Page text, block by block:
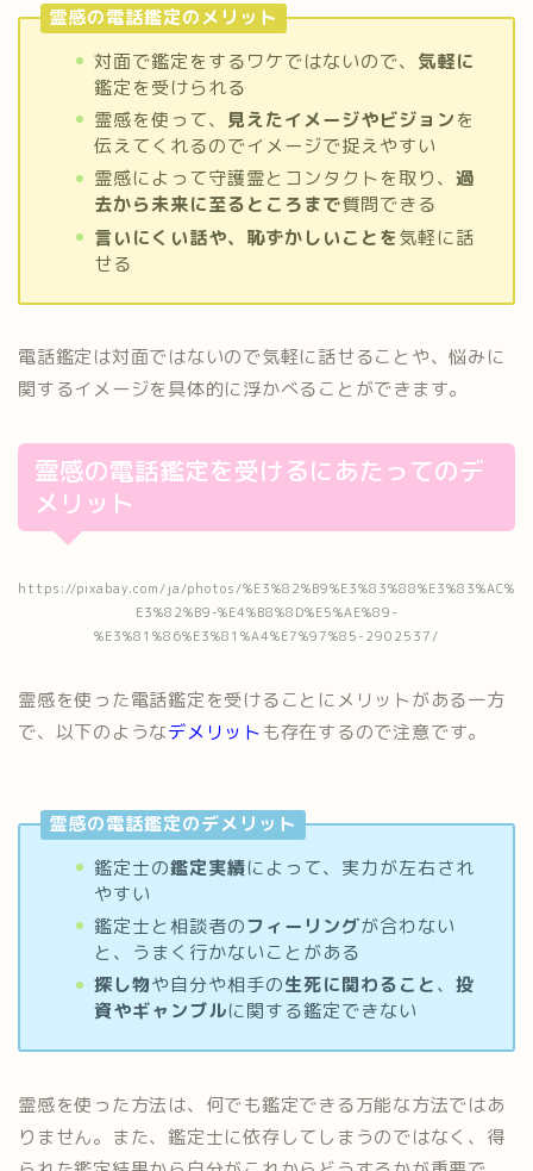
霊感の電話鑑定のメリット
対面で鑑定をするワケではないので、 気軽に
鑑定を受けられる
霊感を使って、 見えたイメージやビジョンを
伝えてくれるのでイメージで捉えやすい
霊感によって守護霊とコンタクトを取り、 過
去から未来に至るところまで質問できる
言いにくい話や、恥ずかしいことを気軽に話
せる
電話鑑定は対面ではないので気軽に話せることや、悩みに
関するイメージを具体的に浮かべることができます。
霊感の電話鑑定を受けるにあたってのデ
メリット
https://pixabay.com/ja/photos/%E3%82%B9%E3%83%88%E3%83%AC%
E3%82%B9-%E4%B8%8D%E5%AE%89-
%E3%81%86%E3%81%A4%E7%97%85-2902537/
霊感を使った電話鑑定を受けることにメリットがある一方
で、以下のようなデメリットも存在するので注意です。
霊感の電話鑑定のデメリット
鑑定士の鑑定実績によって、実力が左右され
やすい
鑑定士と相談者のフィーリングが合わない
と、うまく行かないことがある
探し物や自分や相手の生死に関わること、 投
資やギャンブルに関する鑑定できない
霊感を使った方法は、何でも鑑定できる万能な方法ではあ
りません。また、鑑定士に依存してしまうのではなく、得